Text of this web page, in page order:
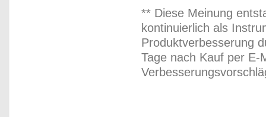
** Diese Meinung
kontinuierlich als
Produktverbesserung
Tage nach Kauf per E-